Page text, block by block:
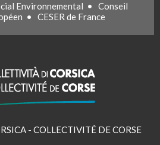
Environnemental • Conseil
• CESER de France
- COLLECTIVITÉ DE CORSE